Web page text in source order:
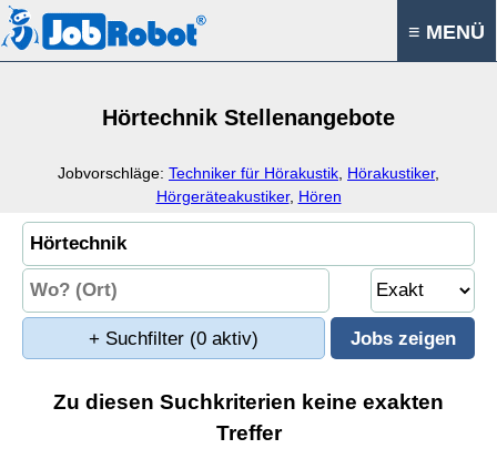
≡ MENÜ
Hörtechnik Stellenangebote
Jobvorschläge: Techniker für Hörakustik Hörakustiker,
Hörgeräteakustiker, Hören
+ Suchfilter (0 aktiv)
Zu diesen Suchkriterien keine exakten
Treffer